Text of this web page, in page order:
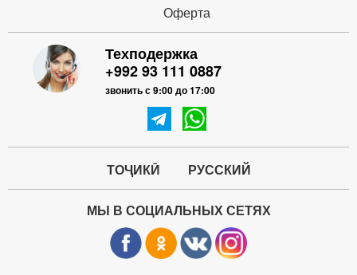
Оферта
Техподержка
+992 93 111 0887
звонить с 9:00 до 17:00
ТОҶИКӢ РУССКИЙ
МЫ В СОЦИАЛЬНЫХ СЕТЯХ